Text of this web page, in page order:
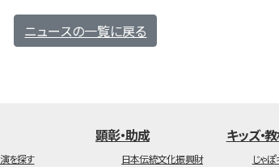
ニュースの一覧に戻る
を探す
顕彰・助成
日本伝統文化振興財
キッズ・
じゃ